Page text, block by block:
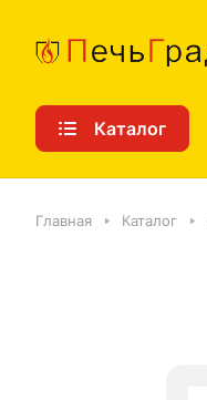
Каталог
Главная Каталог